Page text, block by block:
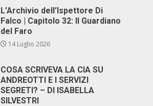
L’Archivio dell’Ispettore Di
Falco | Capitolo 32: Il Guardiano
del Faro
14 Luglio 2026
COSA SCRIVEVA LA CIA SU
ANDREOTTI E I SERVIZI
SEGRETI? – DI ISABELLA
SILVESTRI